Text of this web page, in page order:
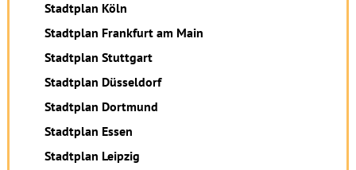
Stadtplan Köln
Stadtplan Frankfurt am Main
Stadtplan Stuttgart
Stadtplan Düsseldorf
Stadtplan Dortmund
Stadtplan Essen
Stadtplan Leipzig